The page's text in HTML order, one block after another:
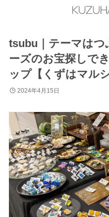
tsubu｜テーマは
ーズのお宝探しで
ップ【くずはマル
2024年4月15日